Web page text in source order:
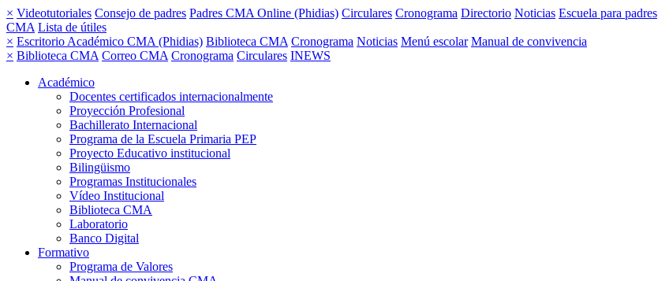
× Videotutoriales Consejo de padres Padres CMA Online (Phidias) Circulares Cronograma Directorio Noticias Escuela para padres
CMA Lista de útiles
× Escritorio Académico CMA (Phidias) Biblioteca CMA Cronograma Noticias Menú escolar Manual de convivencia
× Biblioteca CMA Correo CMA Cronograma Circulares INEWS
Académico
Docentes certificados internacionalmente
Proyección Profesional
Bachillerato Internacional
Programa de la Escuela Primaria PEP
Proyecto Educativo institucional
Bilingüismo
Programas Institucionales
Vídeo Institucional
Biblioteca CMA
Laboratorio
Banco Digital
Formativo
Programa de Valores